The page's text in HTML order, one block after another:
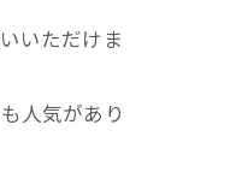
いただけま
人気があり